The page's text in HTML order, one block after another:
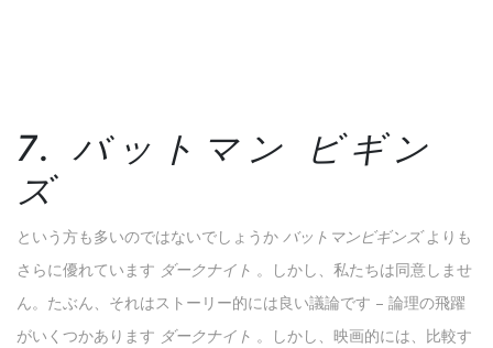
7. バットマン ビギン
ズ
という方も多いのではないでしょうか バットマンビギンズよりも
さらに優れています ダークナイト 。しかし、私たちは同意しませ
ん。たぶん、それはストーリー的には良い議論です – 論理の飛躍
がいくつかあります ダークナイト 。しかし、映画的には、比較す